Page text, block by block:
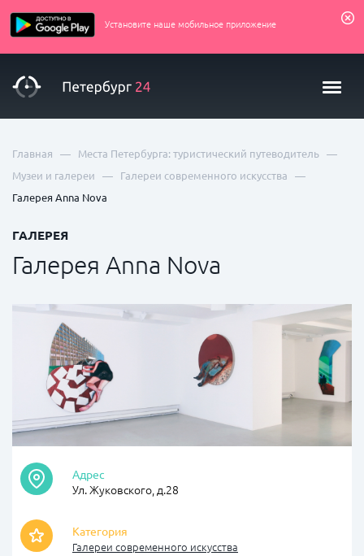
Установите наше мобильное приложение
Главная — Места Петербурга: туристический путеводитель —
Музеи и галереи — Галереи современного искусства —
Галерея Anna Nova
ГАЛЕРЕЯ
Галерея Anna Nova
Адрес
Ул. Жуковского, д.28
Категория
Галереи современного искусства